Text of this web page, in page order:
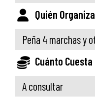
Quién Organiza
Peña 4 marchas y
Cuánto Cuesta
A consultar